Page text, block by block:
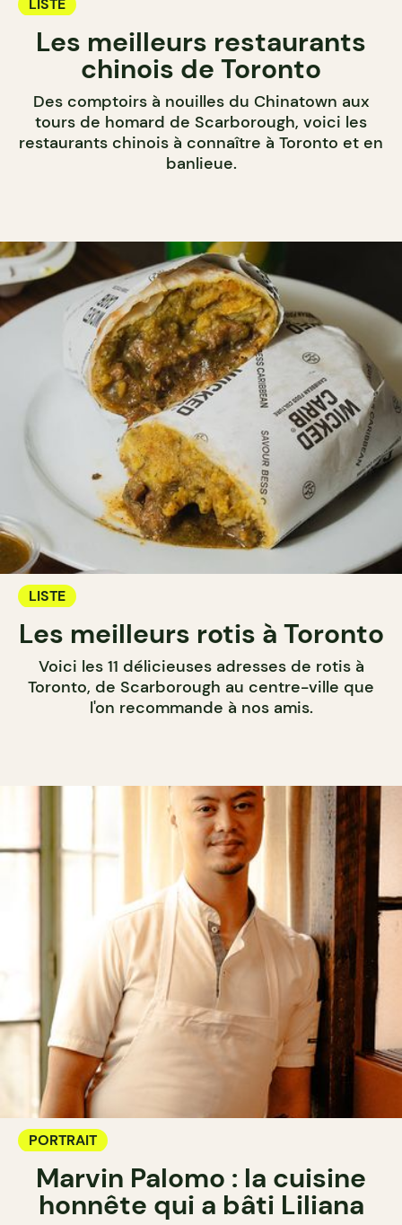
LISTE
Les meilleurs restaurants
chinois de Toronto
Des comptoirs à nouilles du Chinatown aux
tours de homard de Scarborough, voici les
restaurants chinois à connaître à Toronto et en
banlieue.
LISTE
Les meilleurs rotis à Toronto
Voici les 11 délicieuses adresses de rotis à
Toronto, de Scarborough au centre-ville que
l'on recommande à nos amis.
PORTRAIT
Marvin Palomo : la cuisine
honnête qui a bâti Liliana